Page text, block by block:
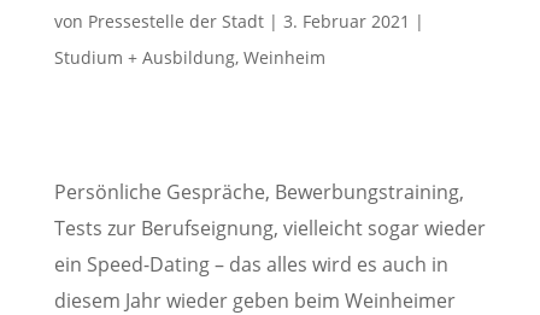
von Pressestelle der Stadt| 3. Februar 2021 |
Studium + Ausbildung, Weinheim
Persönliche Gespräche, Bewerbungstraining,
Tests zur Berufseignung, vielleicht sogar wieder
ein Speed-Dating – das alles wird es auch in
diesem Jahr wieder geben beim Weinheimer